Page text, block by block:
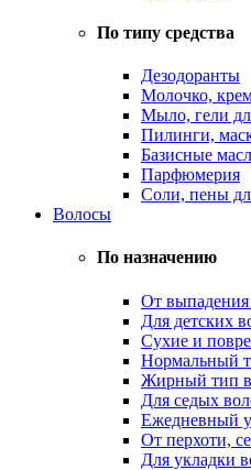
По типу средства
Дезодоранты
Молочко,
Мыло, гели
Пилинги,
Базисные
Парфюмерия
Соли, пены
Волосы
По назначению
От выпадения
Для детских
Сухие и
Нормальный
Жирный тип
Для седых
Ежедневный
От перхоти,
Для укладки